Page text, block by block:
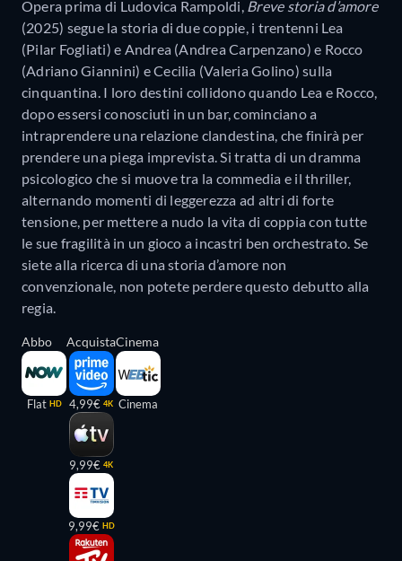
Opera prima di Ludovica Rampoldi, Breve storia d’amore
(2025) segue la storia di due coppie, i trentenni Lea
(Pilar Fogliati) e Andrea (Andrea Carpenzano) e Rocco
(Adriano Giannini) e Cecilia (Valeria Golino) sulla
cinquantina. I loro destini collidono quando Lea e Rocco,
dopo essersi conosciuti in un bar, cominciano a
intraprendere una relazione clandestina, che finirà per
prendere una piega imprevista. Si tratta di un dramma
psicologico che si muove tra la commedia e il thriller,
alternando momenti di leggerezza ad altri di forte
tensione, per mettere a nudo la vita di coppia con tutte
le sue fragilità in un gioco a incastri ben orchestrato. Se
siete alla ricerca di una storia d’amore non
convenzionale, non potete perdere questo debutto alla
regia.
Abbo
Flat HD
Acquista
4,99€ 4K
9,99€ 4K
9,99€ HD
Cinema
Cinema